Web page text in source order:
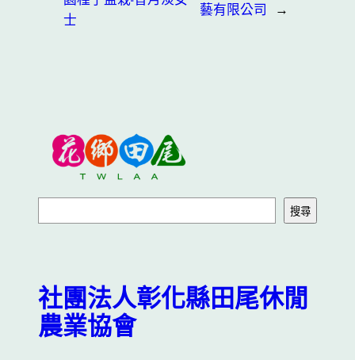
士
藝有限公司
→
尋
搜尋
社團法人彰化縣田尾休閒
農業協會